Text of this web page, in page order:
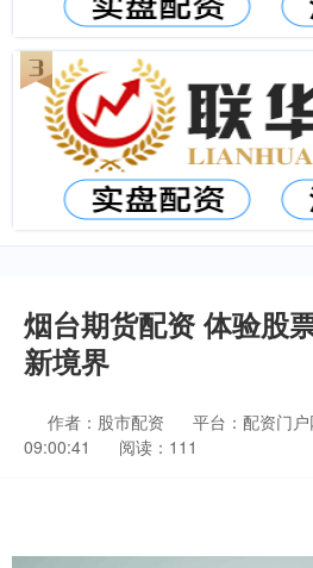
烟台期货配资 体验股
新境界
作者：股市配资 平台：配资门户
09:00:41
阅读：111